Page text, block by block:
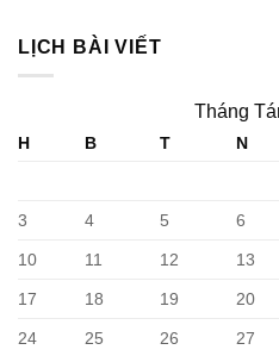
LỊCH BÀI VIẾT
Tháng
H B T N
3 4 5 6
10 11 12 13
17 18 19 20
24 25 26 27